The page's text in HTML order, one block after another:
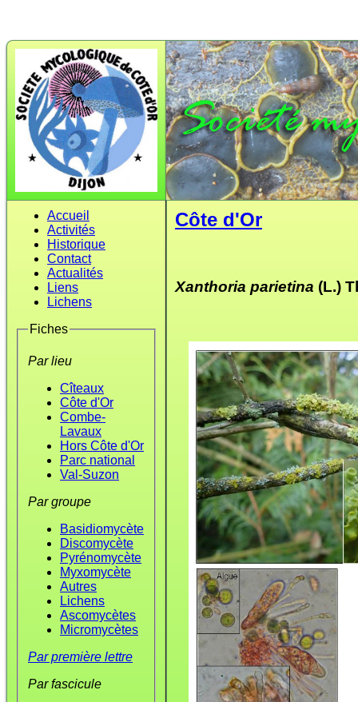
Accueil
Activités
Historique
Contact
Actualités
Liens
Lichens
Fiches
Par lieu
Cîteaux
Côte d'Or
Combe-
Lavaux
Hors Côte d'Or
Parc national
Val-Suzon
Par groupe
Basidiomycète
Discomycète
Pyrénomycète
Myxomycète
Autres
Lichens
Ascomycètes
Micromycètes
Par première lettre
Par fascicule
Côte d'Or
Xanthoria parietina (L.)